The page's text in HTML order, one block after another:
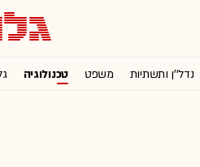
נדל''ן ותשתיות משפט טכנולוגיה